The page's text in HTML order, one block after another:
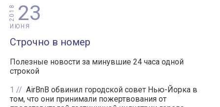
23
ИЮНЯ
2018
Строчно в номер
Полезные новости за минувшие 24 часа одной
строкой
1
AirBnB обвинил городской совет Нью-Йорка в
том, что они принимали пожертвования от